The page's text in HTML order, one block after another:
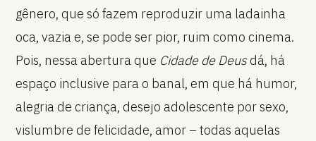
gênero, que só fazem reproduzir uma ladainha
oca, vazia e, se pode ser pior, ruim como cinema.
Pois, nessa abertura que Cidade de Deusdá, há
espaço inclusive para o banal, em que há humor,
alegria de criança, desejo adolescente por sexo,
vislumbre de felicidade, amor – todas aquelas